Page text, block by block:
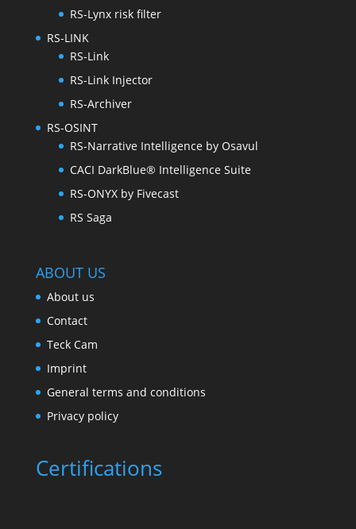
RS-Lynx risk filter
RS-LINK
RS-Link
RS-Link Injector
RS-Archiver
RS-OSINT
RS-Narrative Intelligence by Osavul
CACI DarkBlue® Intelligence Suite
RS-ONYX by Fivecast
RS Saga
ABOUT US
About us
Contact
Teck Cam
Imprint
General terms and conditions
Privacy policy
Certifications